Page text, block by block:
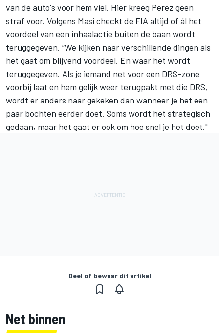
van de auto's voor hem viel. Hier kreeg Perez geen
straf voor. Volgens Masi checkt de FIA altijd of ál het
voordeel van een inhaalactie buiten de baan wordt
teruggegeven. “We kijken naar verschillende dingen als
het gaat om blijvend voordeel. En waar het wordt
teruggegeven. Als je iemand net voor een DRS-zone
voorbij laat en hem gelijk weer terugpakt met die DRS,
wordt er anders naar gekeken dan wanneer je het een
paar bochten eerder doet. Soms wordt het strategisch
gedaan, maar het gaat er ook om hoe snel je het doet."
Deel of bewaar dit artikel
Net binnen